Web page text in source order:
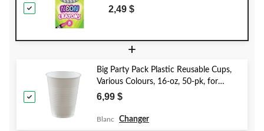
d'anniversaire
2,49 $
+
Big Party Pack Plastic Reusable Cups,
Various Colours, 16-oz, 50-pk, for
Christmas/Thanksgiving/New Year's
6,99 $
Blanc Changer